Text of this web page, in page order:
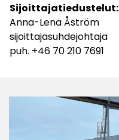
Sijoittajatiedustelut:
Anna-Lena Åström
sijoittajasuhdejohtaja
puh. +46 70 210 7691